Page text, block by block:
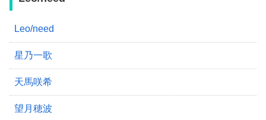
Leo/need
星乃一歌
天馬咲希
望月穂波